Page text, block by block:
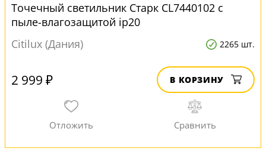
Точечный светильник Старк CL7440102 с
пыле-влагозащитой ip20
Citilux (Дания)
2265 шт.
2 999 ₽ В КОРЗИНУ